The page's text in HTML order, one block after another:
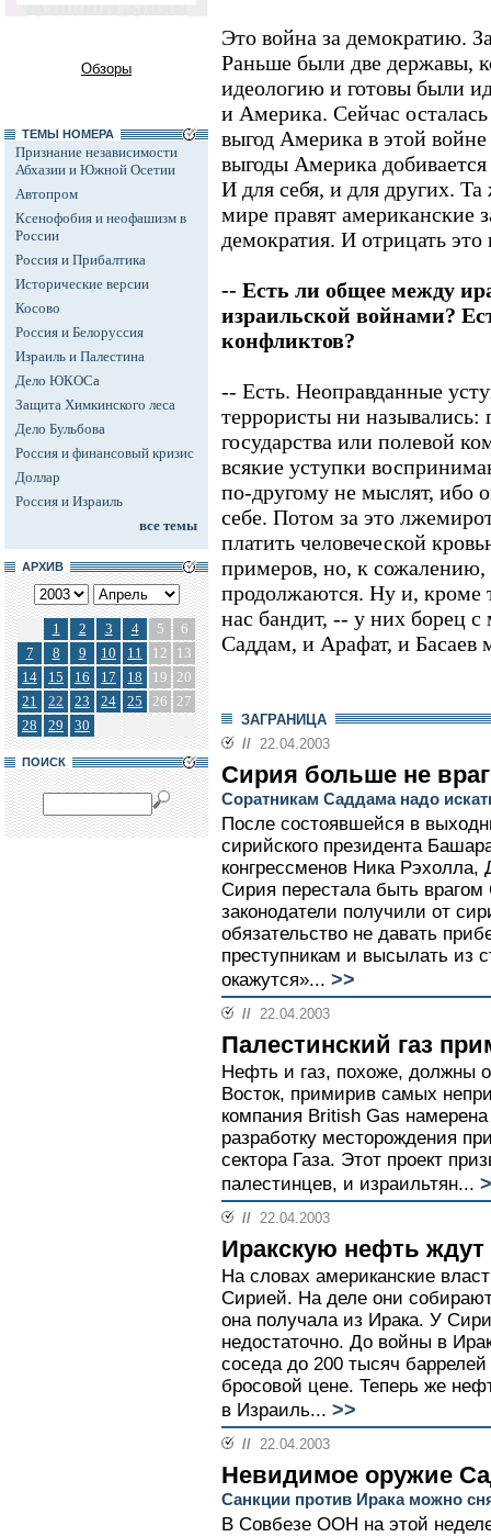
Обзоры
ТЕМЫ НОМЕРА
Признание независимости
Абхазии и Южной Осетии
Автопром
Ксенофобия и неофашизм в
России
Россия и Прибалтика
Исторические версии
Косово
Россия и Белоруссия
Израиль и Палестина
Дело ЮКОСа
Защита Химкинского леса
Дело Бульбова
Россия и финансовый кризис
Доллар
Россия и Израиль
все темы
АРХИВ
1 2 3 4 5
6
7
8 9 10 11 12
13
14
15 16 17 18 19 20
21
22 23 24 25 26 27
28
29 30
ПОИСК
Это война за демократию.
Раньше были две державы,
идеологию и готовы были
и Америка. Сейчас
выгод Америка в этой
выгоды Америка
И для себя, и для других.
мире правят американские
демократия. И отрицать
-- Есть ли общее между
израильской войнами?
конфликтов?
-- Есть. Неоправданные
террористы ни назывались:
государства или полевой
всякие уступки
по-другому не мыслят, ибо
себе. Потом за это
платить человеческой
примеров, но, к сожалению,
продолжаются. Ну и, кроме
нас бандит, -- у них борец
Саддам, и Арафат, и
ЗАГРАНИЦА
// 22.04.2003
Сирия больше не
Соратникам Саддама надо
После состоявшейся в
сирийского президента
конгрессменов Ника
Сирия перестала быть
законодатели получили от
обязательство не давать
преступникам и высылать из
окажутся»... >>
// 22.04.2003
Палестинский газ
Нефть и газ, похоже, должны
Восток, примирив самых
компания British Gas
разработку месторождения
сектора Газа. Этот проект
палестинцев, и израильтян...
// 22.04.2003
Иракскую нефть ждут
На словах американские
Сирией. На деле они
она получала из Ирака. У
недостаточно. До войны в
соседа до 200 тысяч
бросовой цене. Теперь же
в Израиль... >>
// 22.04.2003
Невидимое оружие
Санкции против Ирака можно
В Совбезе ООН на этой